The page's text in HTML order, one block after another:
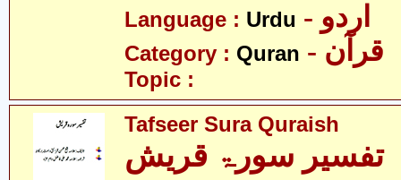
Language : Urdu - اردو
Category : Quran - قرآن
Topic :
Tafseer Sura Quraish
تفسیر سورۃ قریش